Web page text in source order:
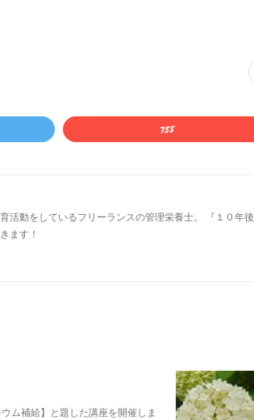
活動をしているフリーランスの管理栄養士。 『１０年後
ます！
ム補給】と題した講座を開催しま